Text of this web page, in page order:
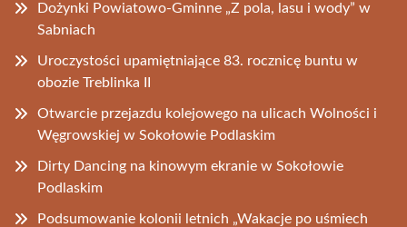
Dożynki Powiatowo-Gminne „Z pola, lasu i wody” w
Sabniach
Uroczystości upamiętniające 83. rocznicę buntu w
obozie Treblinka II
Otwarcie przejazdu kolejowego na ulicach Wolności i
Węgrowskiej w Sokołowie Podlaskim
Dirty Dancing na kinowym ekranie w Sokołowie
Podlaskim
Podsumowanie kolonii letnich „Wakacje po uśmiech